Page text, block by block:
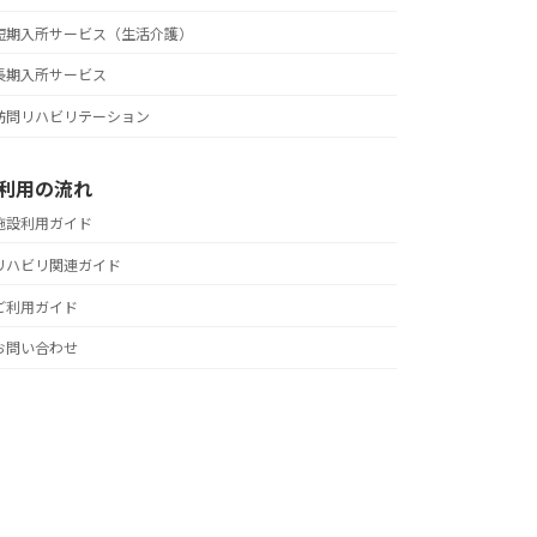
期入所サービス（生活介護）
期入所サービス
問リハビリテーション
用の流れ
設利用ガイド
ハビリ関連ガイド
利用ガイド
問い合わせ